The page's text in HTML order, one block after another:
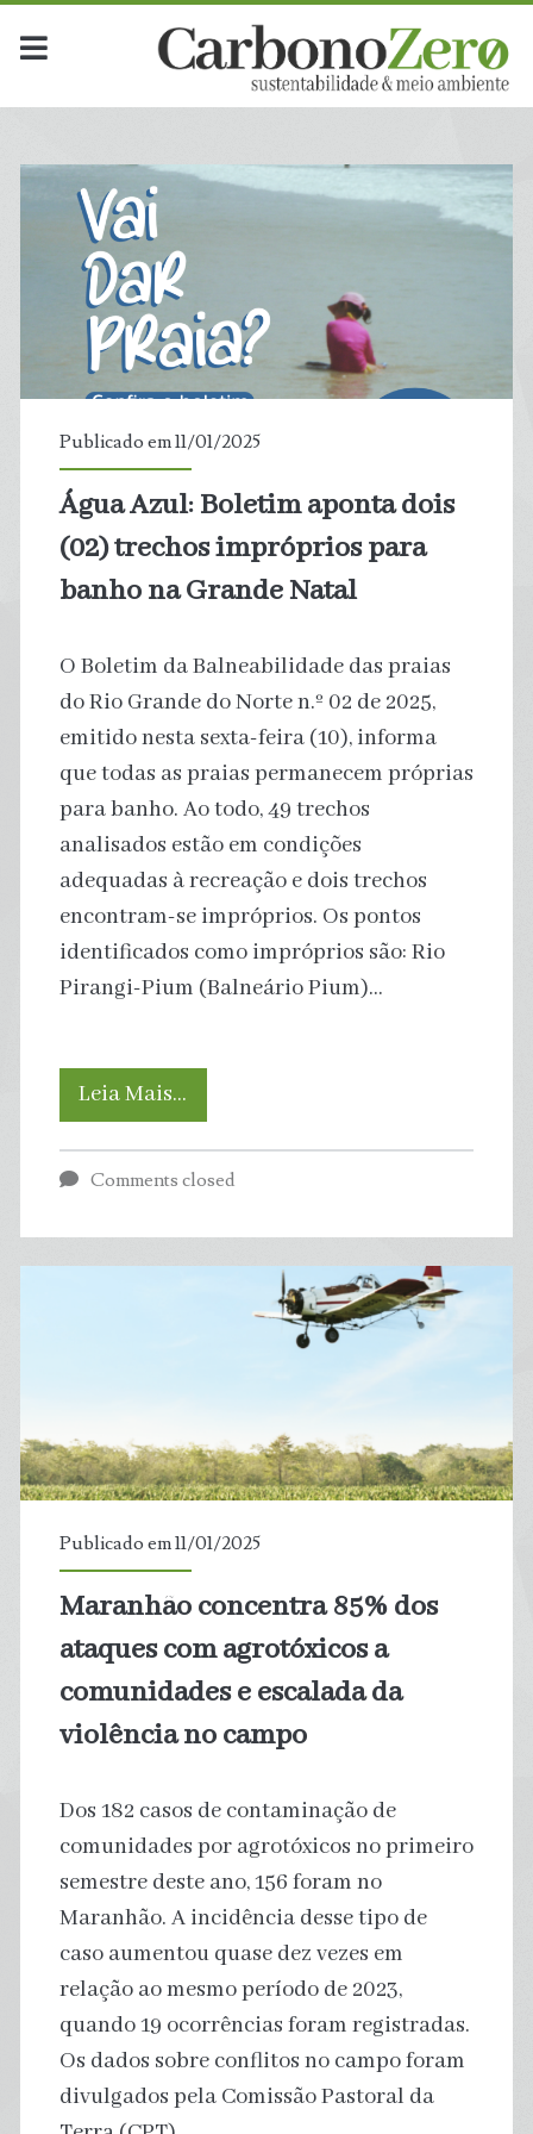
Dia:
<span>11
janeiro
de
2025</span>
Publicado em 11/01/2025
Água Azul: Boletim aponta dois
(02) trechos impróprios para
banho na Grande Natal
O Boletim da Balneabilidade das praias
do Rio Grande do Norte n.º 02 de 2025,
emitido nesta sexta-feira (10), informa
que todas as praias permanecem próprias
para banho. Ao todo, 49 trechos
analisados estão em condições
adequadas à recreação e dois trechos
encontram-se impróprios. Os pontos
identificados como impróprios são: Rio
Pirangi-Pium (Balneário Pium)…
Leia Mais…
Azul:
impróprios
banho
Grande
Natal
Comments closed
Publicado em 11/01/2025
Maranhão concentra 85% dos
ataques com agrotóxicos a
comunidades e escalada da
violência no campo
Dos 182 casos de contaminação de
comunidades por agrotóxicos no primeiro
semestre deste ano, 156 foram no
Maranhão. A incidência desse tipo de
caso aumentou quase dez vezes em
relação ao mesmo período de 2023,
quando 19 ocorrências foram registradas.
Os dados sobre conflitos no campo foram
divulgados pela Comissão Pastoral da